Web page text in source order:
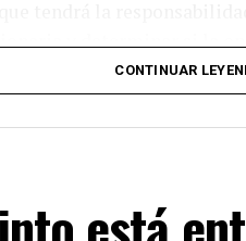
y determinar si la
en la normativa vigente.
por representantes del
jurídico y contable
el pedido.
CONTINUAR